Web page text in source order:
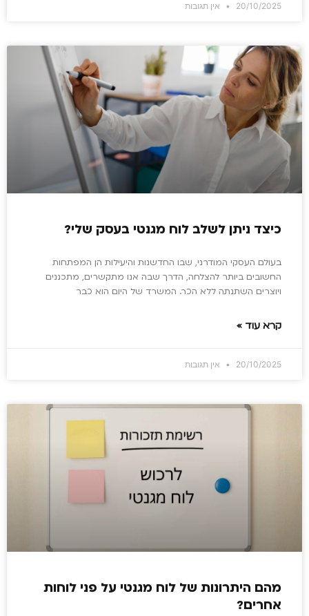
20/10/2025 אין תגובות
כיצד ניתן לשלב לוח מגנטי בעסק שלי?
בעולם העסקי המודרני, שבו החדשנות והיעילות הן המפתחות
החשובים ביותר להצלחה, הדרך שבה אנו מתקשרים, מתכננים
ויוצרים השתנתה ללא הכר. המשרד של היום הוא כבר
קרא עוד »
20/10/2025 אין תגובות
מהם היתרונות של לוח מגנטי על פני לוחות
אחרים?